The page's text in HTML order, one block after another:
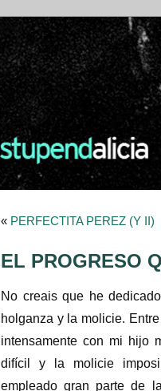
« PERFECTITA PEREZ (Y II)
EL PROGRESO
No creais que he
holganza y la molicie.
intensamente con mi hijo
difícil y la molicie
empleado gran parte de